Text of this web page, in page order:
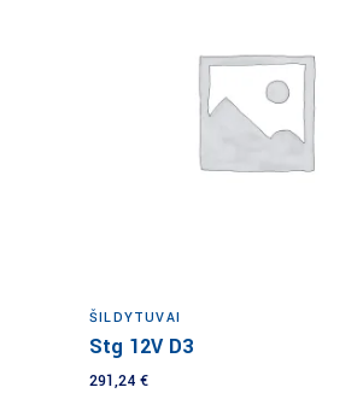
ŠILDYTUVAI
Stg 12V D3
291,24 €